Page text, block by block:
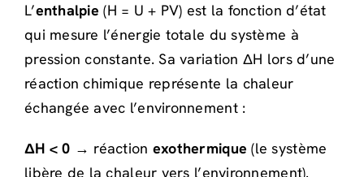
L’enthalpie (H = U + PV) est la fonction d’état
qui mesure l’énergie totale du système à
pression constante. Sa variation ΔH lors d’une
réaction chimique représente la chaleur
échangée avec l’environnement :
ΔH < 0 → réaction exothermique (le système
libère de la chaleur vers l’environnement).